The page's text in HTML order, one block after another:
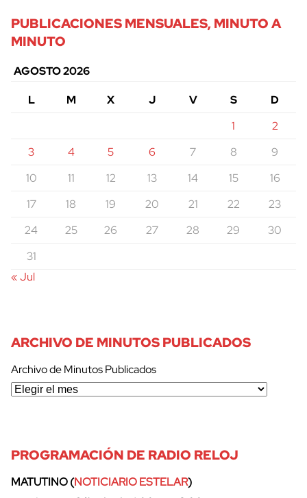
PUBLICACIONES MENSUALES, MINUTO A
MINUTO
AGOSTO 2026
L
M X J V S
D
1
2
3
4 5 6 7 8
9
10
11 12 13 14 15
16
17
18 19 20 21 22
23
24
25 26 27 28 29
30
31
« Jul
ARCHIVO DE MINUTOS PUBLICADOS
Archivo de Minutos Publicados
PROGRAMACIÓN DE RADIO RELOJ
MATUTINO (NOTICIARIO ESTELAR)